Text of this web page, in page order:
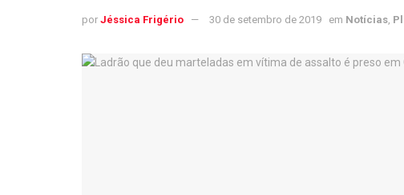
por Jéssica Frigério 30 de setembro de 2019 em Notícias